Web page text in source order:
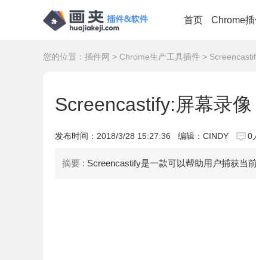
首页 Chrome
您的位置： 插件网 > Chrome生产工具插件 >
Screencastify:屏幕录像
发布时间： 2018/3/28 15:27:36 编辑：CINDY 0
摘要 : Screencastify是一款可以帮助用户捕获当